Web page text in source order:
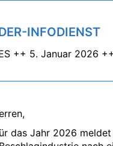
INFODIENST
++ 5. Januar 2026
das Jahr 2026